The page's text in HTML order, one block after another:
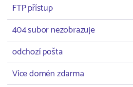
FTP přístup
404 subor nezobrazuje
odchozí pošta
Více domén zdarma